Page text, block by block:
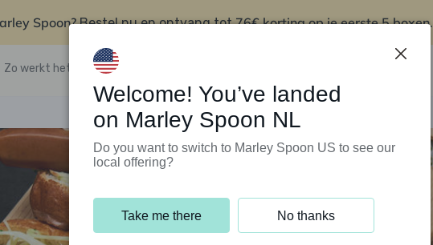
Spoon?Bestel nu en ontvang tot76€ korting op je eerste 5 boxen.
Zo werkt het Klantenservice
Welcome! You’ve landed
on Marley Spoon NL
Do you want to switch to Marley Spoon US to see our
local offering?
Take me there No thanks